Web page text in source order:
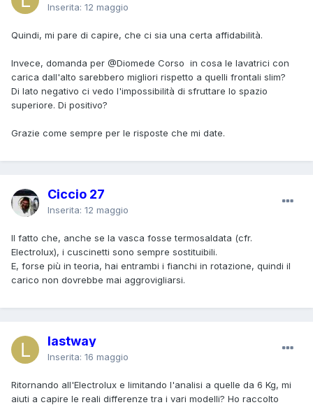
Inserita: 12 maggio
Quindi, mi pare di capire, che ci sia una certa affidabilità.
Invece, domanda per @Diomede Corso in cosa le lavatrici con
carica dall'alto sarebbero migliori rispetto a quelli frontali slim?
Di lato negativo ci vedo l'impossibilità di sfruttare lo spazio
superiore. Di positivo?
Grazie come sempre per le risposte che mi date.
Ciccio 27
Inserita: 12 maggio
Il fatto che, anche se la vasca fosse termosaldata (cfr.
Electrolux), i cuscinetti sono sempre sostituibili.
E, forse più in teoria, hai entrambi i fianchi in rotazione, quindi il
carico non dovrebbe mai aggrovigliarsi.
lastway
Inserita: 16 maggio
Ritornando all'Electrolux e limitando l'analisi a quelle da 6 Kg, mi
aiuti a capire le reali differenze tra i vari modelli? Ho raccolto